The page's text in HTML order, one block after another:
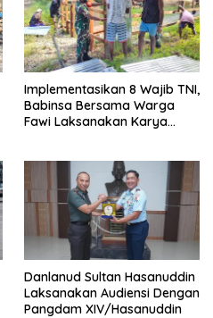
Implementasikan 8 Wajib TNI,
Babinsa Bersama Warga
Fawi Laksanakan Karya
Danlanud Sultan Hasanuddin
Laksanakan Audiensi Dengan
Pangdam XIV/Hasanuddin